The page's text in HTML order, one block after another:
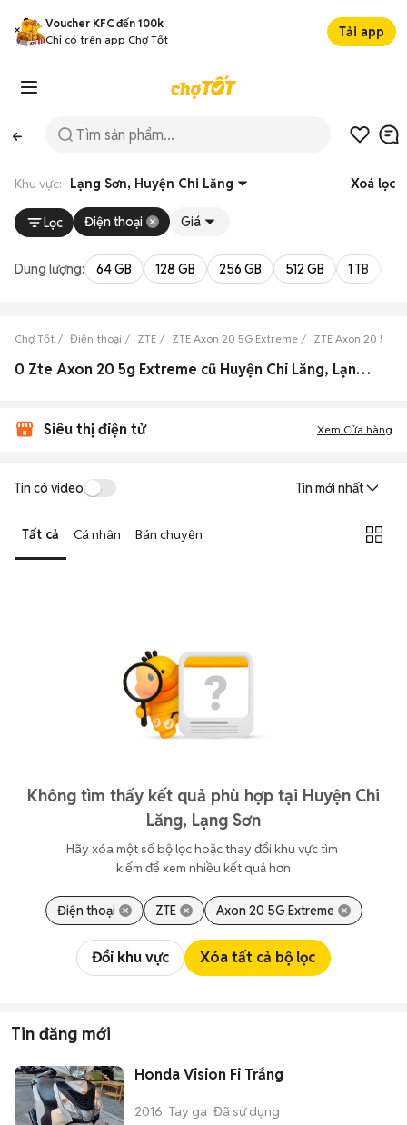
Voucher KFC đến 100k
Chỉ có trên app Chợ Tốt
Tải app
Khu vực: Lạng Sơn, Huyện Chi Lăng Xoá lọc
Lọc Điện thoại Giá
Dung lượng: 64 GB 128 GB 256 GB 512 GB 1 TB
Chợ Tốt Điện thoại ZTE ZTE Axon 20 5G Extreme ZTE Axon 20 5G
0 Zte Axon 20 5g Extreme cũ Huyện Chi Lăng, Lạng Sơn đẹp
Siêu thị điện tử Xem Cửa hàng
Tin có video Tin mới nhất
Tất cả Cá nhân Bán chuyên
Không tìm thấy kết quả phù hợp tại Huyện Chi
Lăng, Lạng Sơn
Hãy xóa một số bộ lọc hoặc thay đổi khu vực tìm
kiếm để xem nhiều kết quả hơn
Điện thoại ZTE Axon 20 5G Extreme
Đổi khu vực Xóa tất cả bộ lọc
Tin đăng mới
Honda Vision Fi Trắng
2016 Tay ga Đã sử dụng